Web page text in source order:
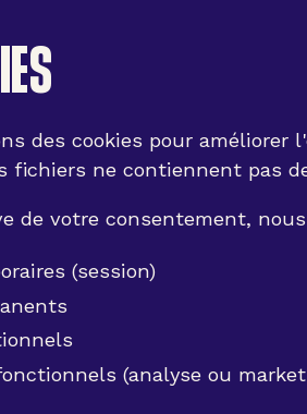
des cookies pour améliorer
fichiers ne contiennent pas
de votre consentement,
(session)
(analyse ou